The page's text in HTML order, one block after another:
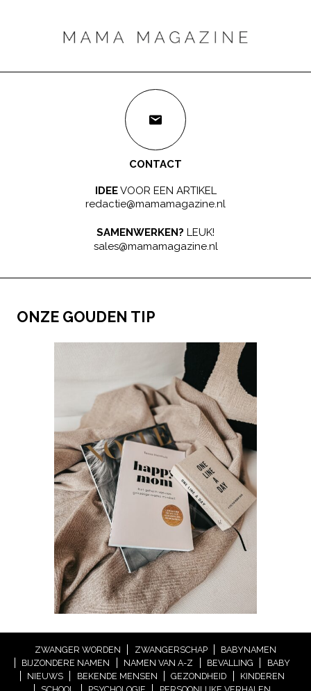
CONTACT
IDEEVOOR EEN ARTIKEL
redactie@mamamagazine.nl
SAMENWERKEN? LEUK!
sales@mamamagazine.nl
ONZE GOUDEN TIP
ZWANGER WORDEN ZWANGERSCHAP
BABYNAMEN
BIJZONDERE NAMEN
NAMEN VAN A-Z BEVALLING
BABY
NIEUWS
BEKENDE MENSEN GEZONDHEID
KINDEREN